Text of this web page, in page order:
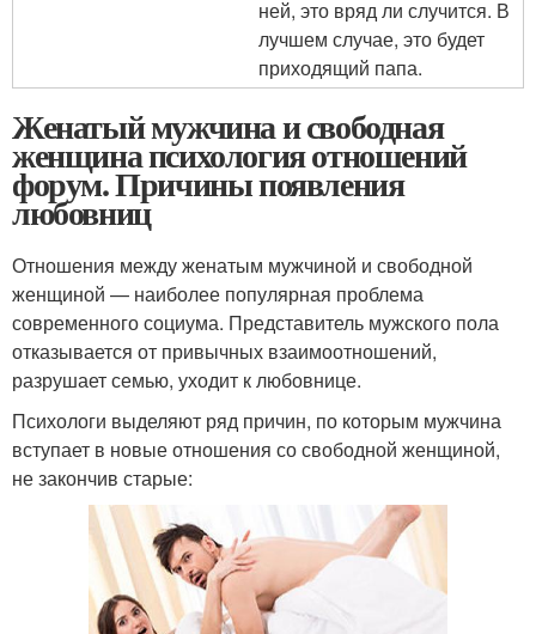
ней, это вряд ли случится. В
лучшем случае, это будет
приходящий папа.
Женатый мужчина и свободная
женщина психология отношений
форум. Причины появления
любовниц
Отношения между женатым мужчиной и свободной
женщиной — наиболее популярная проблема
современного социума. Представитель мужского пола
отказывается от привычных взаимоотношений,
разрушает семью, уходит к любовнице.
Психологи выделяют ряд причин, по которым мужчина
вступает в новые отношения со свободной женщиной,
не закончив старые: